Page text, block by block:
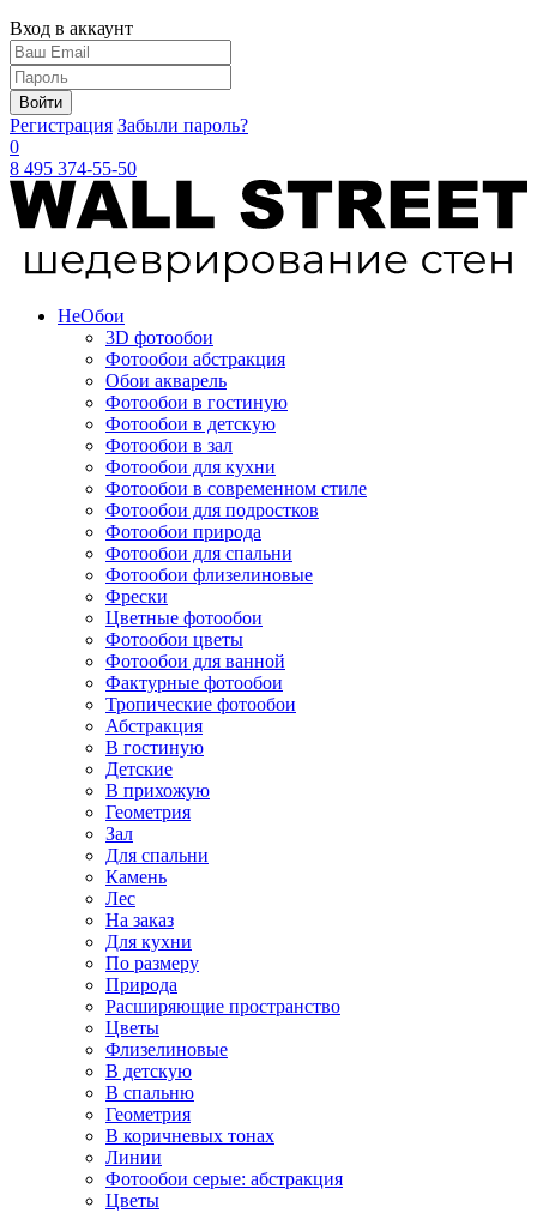
Вход в аккаунт
Войти
Регистрация Забыли пароль?
0
8 495 374-55-50
НеОбои
3D фотообои
Фотообои абстракция
Обои акварель
Фотообои в гостиную
Фотообои в детскую
Фотообои в зал
Фотообои для кухни
Фотообои в современном стиле
Фотообои для подростков
Фотообои природа
Фотообои для спальни
Фотообои флизелиновые
Фрески
Цветные фотообои
Фотообои цветы
Фотообои для ванной
Фактурные фотообои
Тропические фотообои
Абстракция
В гостиную
Детские
В прихожую
Геометрия
Зал
Для спальни
Камень
Лес
На заказ
Для кухни
По размеру
Природа
Расширяющие пространство
Цветы
Флизелиновые
В детскую
В спальню
Геометрия
В коричневых тонах
Линии
Фотообои серые: абстракция
Цветы